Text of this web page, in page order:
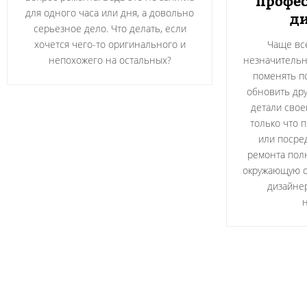
для одного часа или дня, а довольно
серьезное дело. Что делать, если
хочется чего-то оригинального и
непохожего на остальных?
Чаще
поменять
обновить
детали
только что
или
ремонта
окружающую